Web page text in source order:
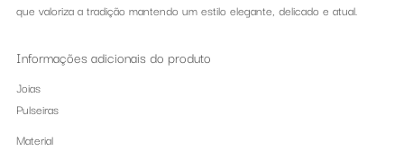
que valoriza a tradição mantendo um estilo elegante, delicado e atual.
Informações adicionais do produto
Joias
Pulseiras
Material